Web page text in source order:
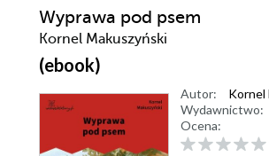
Wyprawa pod psem
Kornel Makuszyński
(ebook)
Autor:
Kornel
Wydawnictwo:
Ocena: